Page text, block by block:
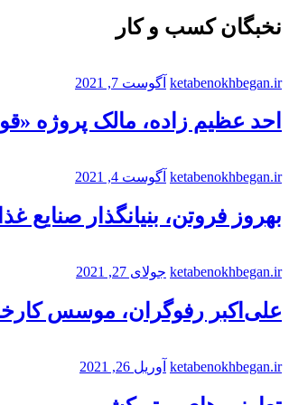
نخبگان کسب و کار
ketabenokhbegan.ir آگوست 7, 2021
احد عظیم زاده، مالک پروژه
ketabenokhbegan.ir آگوست 4, 2021
بهروز فروتن، بنیانگذار صنایع
ketabenokhbegan.ir جولای 27, 2021
علی‌اکبر رفوگران، موسس
ketabenokhbegan.ir آوریل 26, 2021